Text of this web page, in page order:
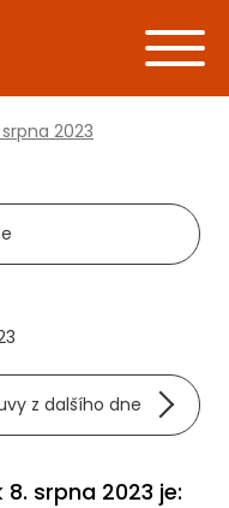
2023
z dalšího dne
srpna 2023 je: